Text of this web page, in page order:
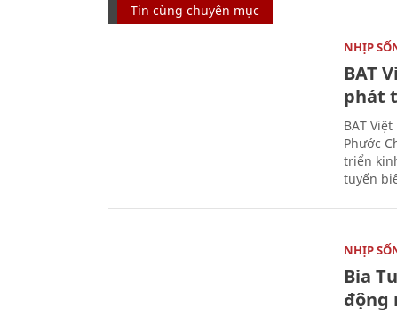
Tin cùng chuyên mục
NHỊP
BAT
phát
BAT
Phước
triển
tuyến
NHỊP
Bia
động